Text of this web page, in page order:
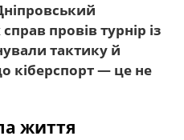
провів турнір із
тактику й
кіберспорт — це не
життя